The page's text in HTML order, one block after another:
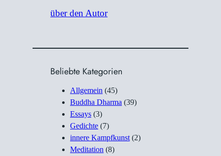
über den Autor
Beliebte Kategorien
Allgemein (45)
Buddha Dharma (39)
Essays (3)
Gedichte (7)
innere Kampfkunst (2)
Meditation (8)